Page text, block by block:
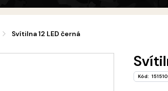
Svítilna 12 LED černá
Kód: